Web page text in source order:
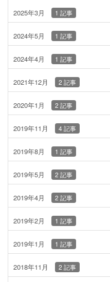
2025年3月 1 記事
2024年5月 1 記事
2024年4月 1 記事
2021年12月 2 記事
2020年1月 2 記事
2019年11月 4 記事
2019年8月 1 記事
2019年5月 2 記事
2019年4月 2 記事
2019年2月 1 記事
2019年1月 1 記事
2018年11月 2 記事